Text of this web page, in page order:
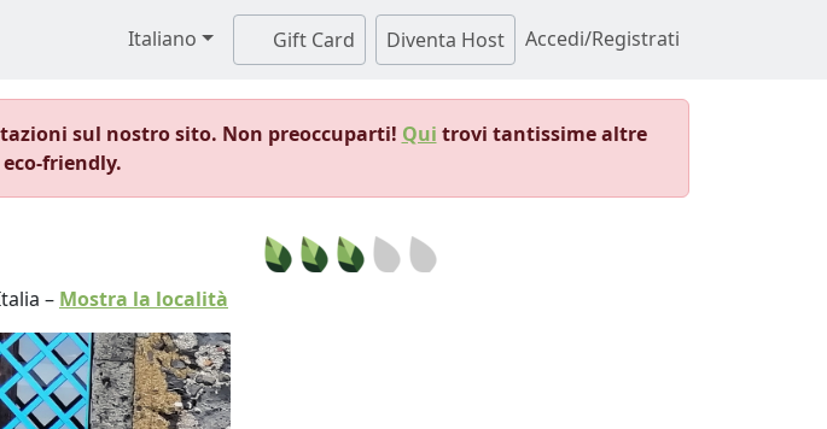
Italiano Gift Card Diventa Host Accedi/Registrati
sul nostro sito. Non preoccuparti! Qui trovi tantissime altre
friendly.
– Mostra la località